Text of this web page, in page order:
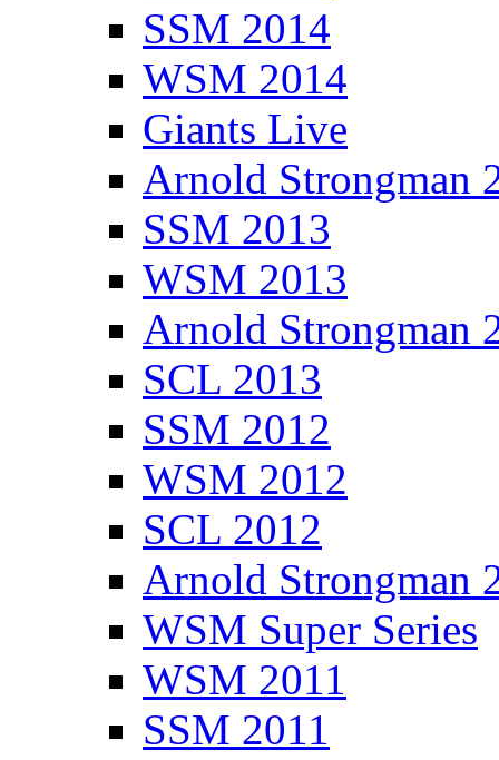
SSM 2014
WSM 2014
Giants Live
Arnold Strongman
SSM 2013
WSM 2013
Arnold Strongman
SCL 2013
SSM 2012
WSM 2012
SCL 2012
Arnold Strongman
WSM Super Series
WSM 2011
SSM 2011